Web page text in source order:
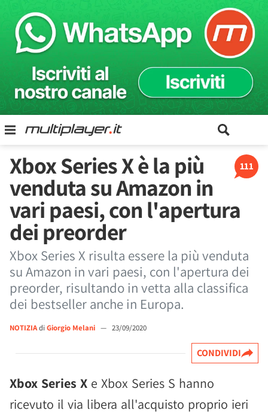
111
Xbox Series X è la più
venduta su Amazon in
vari paesi, con l'apertura
dei preorder
Xbox Series X risulta essere la più venduta
su Amazon in vari paesi, con l'apertura dei
preorder, risultando in vetta alla classifica
dei bestseller anche in Europa.
NOTIZIAdi Giorgio Melani — 23/09/2020
CONDIVIDI
Xbox Series X e Xbox Series S hanno
ricevuto il via libera all'acquisto proprio ieri